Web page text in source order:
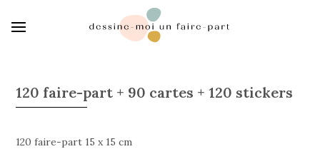
120 faire-part + 90 cartes + 120 stickers
120 faire-part 15 x 15 cm